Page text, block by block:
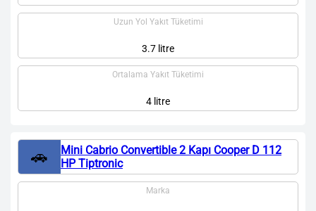
Uzun Yol Yakıt Tüketimi
3.7 litre
Ortalama Yakıt Tüketimi
4 litre
🚗
Mini Cabrio Convertible 2 Kapı Cooper D 112
HP Tiptronic
Marka